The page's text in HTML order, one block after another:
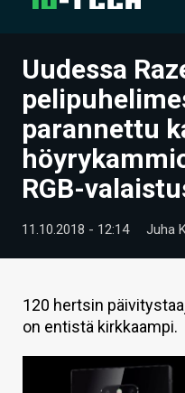
UUTISET
ARTIKKELIT
VIDEOT
TECHBBS
TIETOA
KAUPPA
Uudessa
parannettu
RGB-
11.10.2018 - 12:14 Juha
120 hertsin
on entistä kirkkaampi.